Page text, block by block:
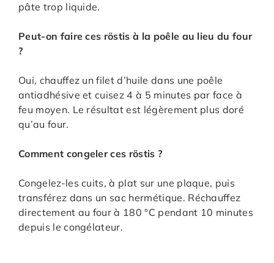
pâte trop liquide.
Peut-on faire ces röstis à la poêle au lieu du four
?
Oui, chauffez un filet d’huile dans une poêle
antiadhésive et cuisez 4 à 5 minutes par face à
feu moyen. Le résultat est légèrement plus doré
qu’au four.
Comment congeler ces röstis ?
Congelez-les cuits, à plat sur une plaque, puis
transférez dans un sac hermétique. Réchauffez
directement au four à 180 °C pendant 10 minutes
depuis le congélateur.